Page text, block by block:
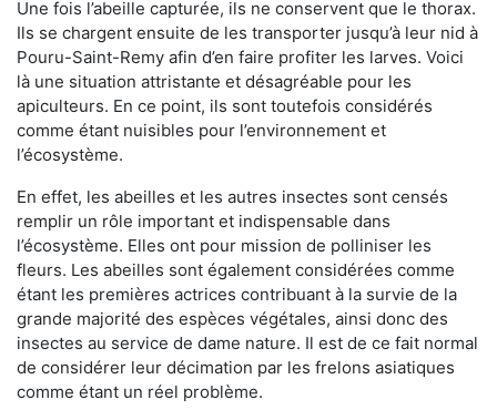
Une fois l’abeille capturée, ils ne conservent que le thorax.
Ils se chargent ensuite de les transporter jusqu’à leur nid à
Pouru-Saint-Remy afin d’en faire profiter les larves. Voici
là une situation attristante et désagréable pour les
apiculteurs. En ce point, ils sont toutefois considérés
comme étant nuisibles pour l’environnement et
l’écosystème.
En effet, les abeilles et les autres insectes sont censés
remplir un rôle important et indispensable dans
l’écosystème. Elles ont pour mission de polliniser les
fleurs. Les abeilles sont également considérées comme
étant les premières actrices contribuant à la survie de la
grande majorité des espèces végétales, ainsi donc des
insectes au service de dame nature. Il est de ce fait normal
de considérer leur décimation par les frelons asiatiques
comme étant un réel problème.